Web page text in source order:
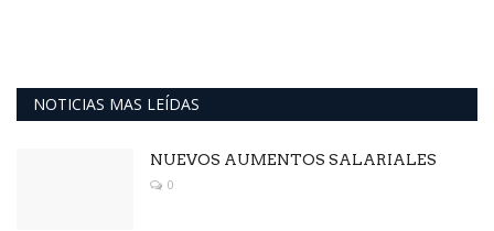
NOTICIAS MAS LEÍDAS
NUEVOS AUMENTOS SALARIALES
0